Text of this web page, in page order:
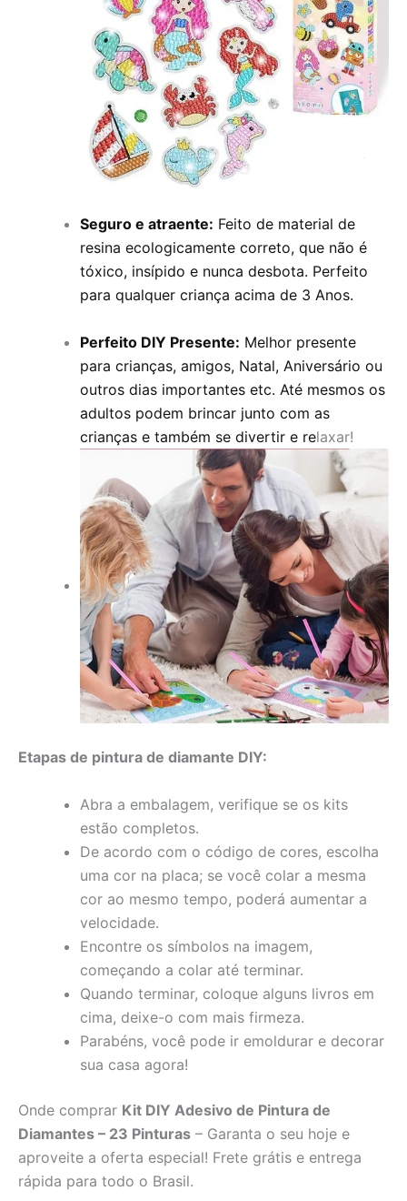
Seguro e atraente: Feito de material de
resina ecologicamente correto, que não é
tóxico, insípido e nunca desbota. Perfeito
para qualquer criança acima de 3 Anos.
Perfeito DIY Presente: Melhor presente
para crianças, amigos, Natal, Aniversário ou
outros dias importantes etc. Até mesmos os
adultos podem brincar junto com as
crianças e também se divertir e relaxar!
Etapas de pintura de diamante DIY:
Abra a embalagem, verifique se os kits
estão completos.
De acordo com o código de cores, escolha
uma cor na placa; se você colar a mesma
cor ao mesmo tempo, poderá aumentar a
velocidade.
Encontre os símbolos na imagem,
começando a colar até terminar.
Quando terminar, coloque alguns livros em
cima, deixe-o com mais firmeza.
Parabéns, você pode ir emoldurar e decorar
sua casa agora!
Onde comprar Kit DIY Adesivo de Pintura de
Diamantes – 23 Pinturas – Garanta o seu hoje e
aproveite a oferta especial! Frete grátis e entrega
rápida para todo o Brasil.